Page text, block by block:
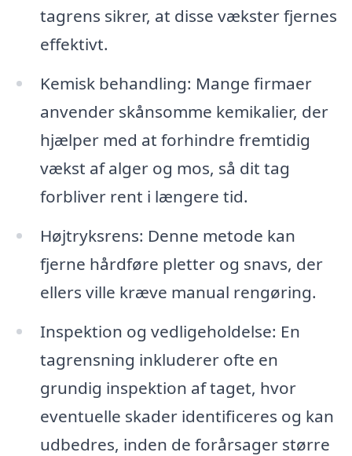
tagrens sikrer, at disse vækster fjernes
effektivt.
Kemisk behandling: Mange firmaer
anvender skånsomme kemikalier, der
hjælper med at forhindre fremtidig
vækst af alger og mos, så dit tag
forbliver rent i længere tid.
Højtryksrens: Denne metode kan
fjerne hårdføre pletter og snavs, der
ellers ville kræve manual rengøring.
Inspektion og vedligeholdelse: En
tagrensning inkluderer ofte en
grundig inspektion af taget, hvor
eventuelle skader identificeres og kan
udbedres, inden de forårsager større